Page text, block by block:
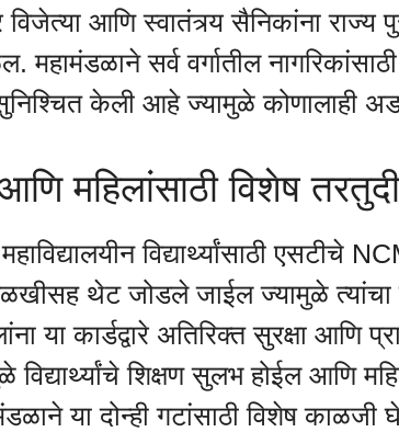
आणि स्वातंत्र्य सैनिकांना राज्य
महामंडळाने सर्व वर्गातील
केली आहे ज्यामुळे कोणालाही
आणि महिलांसाठी विशेष तरतुदी
विद्यार्थ्यांसाठी एसटीचे
थेट जोडले जाईल ज्यामुळे त्यांचा
या कार्डद्वारे अतिरिक्त सुरक्षा आणि
विद्यार्थ्यांचे शिक्षण सुलभ होईल आणि
या दोन्ही गटांसाठी विशेष